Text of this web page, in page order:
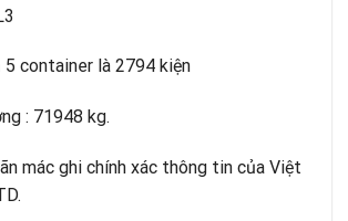
5 container là 2794 kiện
: 71948 kg.
mác ghi chính xác thông tin của Việt